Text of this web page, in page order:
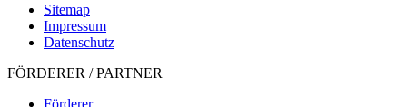
Sitemap
Impressum
Datenschutz
FÖRDERER / PARTNER
Förderer